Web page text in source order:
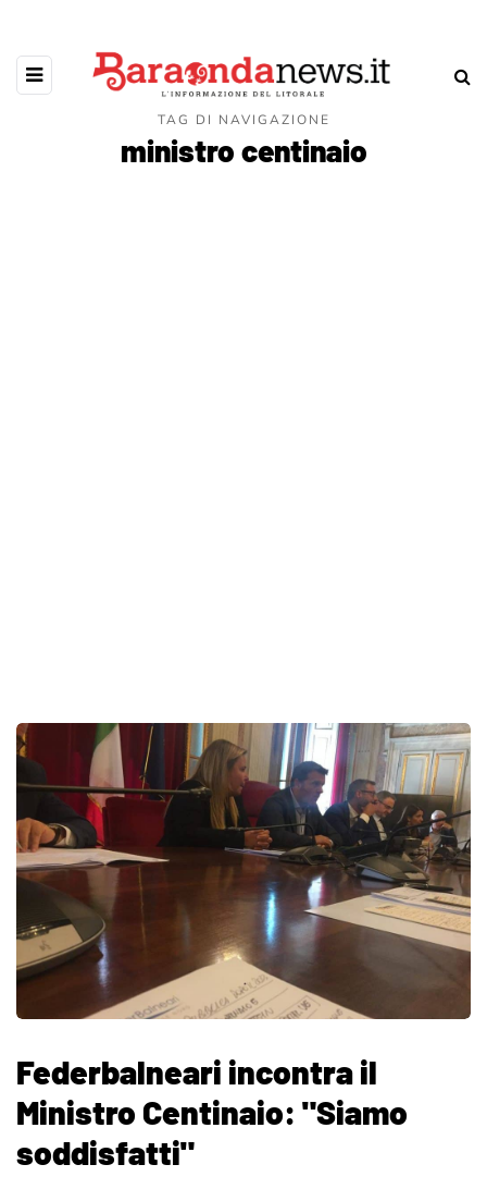
TAG DI NAVIGAZIONE
ministro centinaio
Federbalneari incontra il
Ministro Centinaio: "Siamo
soddisfatti"